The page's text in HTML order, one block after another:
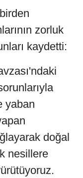
zorluk
kaydetti:
yaban
doğal
nesillere